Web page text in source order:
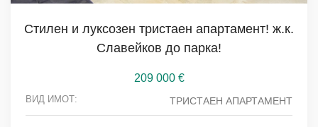
Стилен и луксозен тристаен апартамент! ж.к.
Славейков до парка!
209 000 €
ВИД ИМОТ: ТРИСТАЕН АПАРТАМЕНТ